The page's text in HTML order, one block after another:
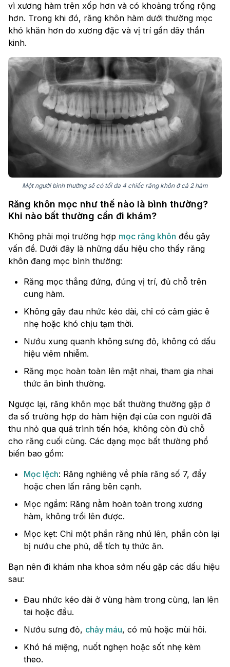
vì xương hàm trên xốp hơn và có khoảng trống rộng
hơn. Trong khi đó, răng khôn hàm dưới thường mọc
khó khăn hơn do xương đặc và vị trí gần dây thần
kinh.
Một người bình thường sẽ có tối đa 4 chiếc răng khôn ở cả 2 hàm
Răng khôn mọc như thế nào là bình thường?
Khi nào bất thường cần đi khám?
Không phải mọi trường hợp mọc răng khôn đều gây
vấn đề. Dưới đây là những dấu hiệu cho thấy răng
khôn đang mọc bình thường:
Răng mọc thẳng đứng, đúng vị trí, đủ chỗ trên
cung hàm.
Không gây đau nhức kéo dài, chỉ có cảm giác ê
nhẹ hoặc khó chịu tạm thời.
Nướu xung quanh không sưng đỏ, không có dấu
hiệu viêm nhiễm.
Răng mọc hoàn toàn lên mặt nhai, tham gia nhai
thức ăn bình thường.
Ngược lại, răng khôn mọc bất thường thường gặp ở
đa số trường hợp do hàm hiện đại của con người đã
thu nhỏ qua quá trình tiến hóa, không còn đủ chỗ
cho răng cuối cùng. Các dạng mọc bất thường phổ
biến bao gồm:
Mọc lệch: Răng nghiêng về phía răng số 7, đẩy
hoặc chen lấn răng bên cạnh.
Mọc ngầm: Răng nằm hoàn toàn trong xương
hàm, không trồi lên được.
Mọc kẹt: Chỉ một phần răng nhú lên, phần còn lại
bị nướu che phủ, dễ tích tụ thức ăn.
Bạn nên đi khám nha khoa sớm nếu gặp các dấu hiệu
sau:
Đau nhức kéo dài ở vùng hàm trong cùng, lan lên
tai hoặc đầu.
Nướu sưng đỏ, chảy máu, có mủ hoặc mùi hôi.
Khó há miệng, nuốt nghẹn hoặc sốt nhẹ kèm
theo.